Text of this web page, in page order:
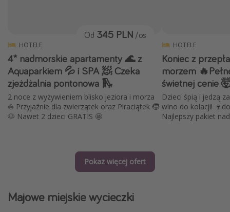
HOTELE
4* nadmorskie apartamenty 🌊 z
Aquaparkiem 💦 i SPA 🧖 Czeka
zjeżdżalnia pontonowa 🛝
2 noce z wyżywieniem blisko jeziora i morza
⛵️ Przyjaźnie dla zwierzątek oraz Piraciątek 🧒
🐶 Nawet 2 dzieci GRATIS 🤩
Od 345 PLN /os
HOTELE
Koniec z
morzem
świetnej cenie
Dzieci śpią i jedzą
wino do kolacji!
Najlepszy pakiet
Pokaż więcej ofert
Majowe miejskie wycieczki